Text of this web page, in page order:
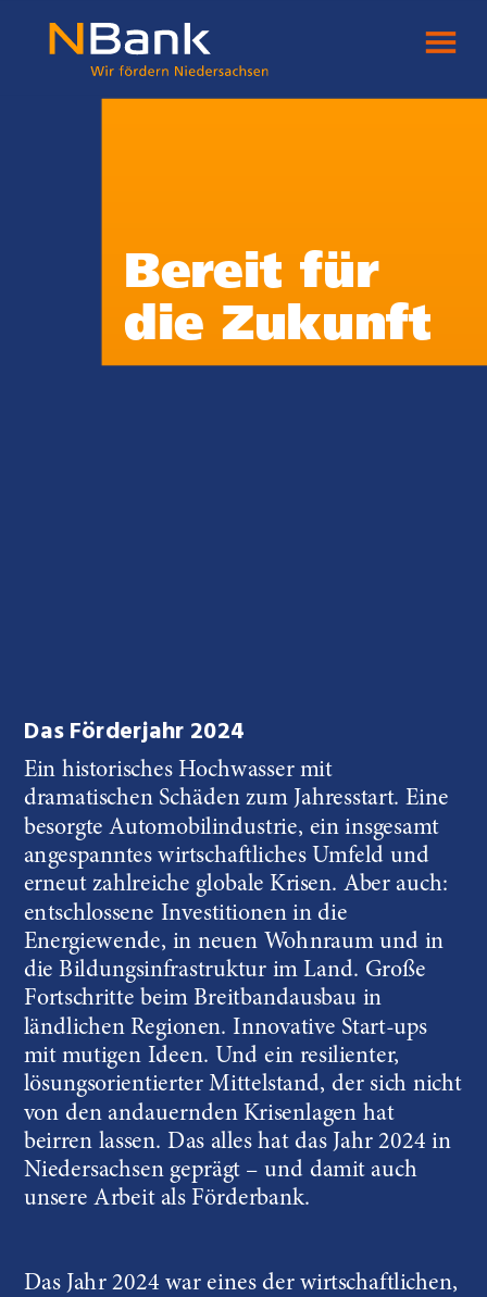
Bereit für
die Zukunft
Das Förderjahr 2024
Ein historisches Hochwasser mit
dramatischen Schäden zum Jahresstart. Eine
besorgte Automobilindustrie, ein insgesamt
angespanntes wirtschaftliches Umfeld und
erneut zahlreiche globale Krisen. Aber auch:
entschlossene Investitionen in die
Energiewende, in neuen Wohnraum und in
die Bildungsinfrastruktur im Land. Große
Fortschritte beim Breitbandausbau in
ländlichen Regionen. Innovative Start-ups
mit mutigen Ideen. Und ein resilienter,
lösungsorientierter Mittelstand, der sich nicht
von den andauernden Krisenlagen hat
beirren lassen. Das alles hat das Jahr 2024 in
Niedersachsen geprägt – und damit auch
unsere Arbeit als Förderbank.
Das Jahr 2024 war eines der wirtschaftlichen,